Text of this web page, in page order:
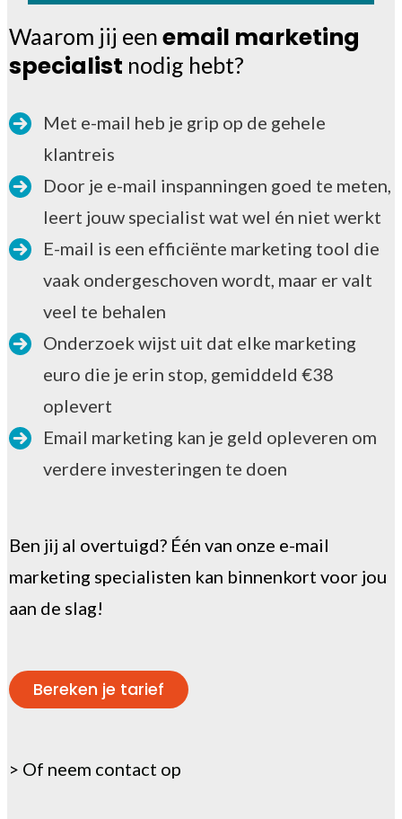
Waarom jij een email marketing
specialist nodig hebt?
Met e-mail heb je grip op de gehele
klantreis
Door je e-mail inspanningen goed te meten,
leert jouw specialist wat wel én niet werkt
E-mail is een efficiënte marketing tool die
vaak ondergeschoven wordt, maar er valt
veel te behalen
Onderzoek wijst uit dat elke marketing
euro die je erin stop, gemiddeld €38
oplevert
Email marketing kan je geld opleveren om
verdere investeringen te doen
Ben jij al overtuigd? Één van onze e-mail
marketing specialisten kan binnenkort voor jou
aan de slag!
Bereken je tarief
> Of neem contact op